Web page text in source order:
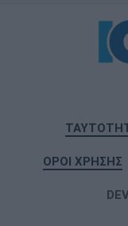
ΟΡΟΙ ΧΡΗΣΗΣ